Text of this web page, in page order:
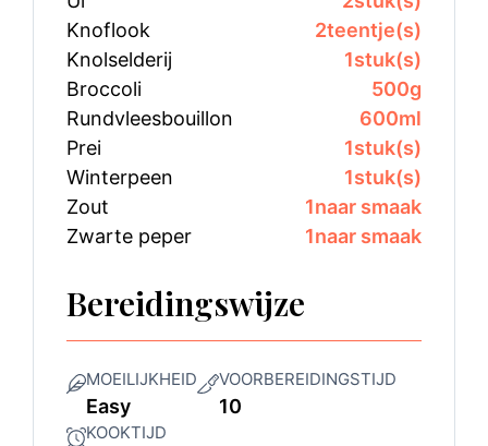
Knoflook
2teentje(s)
Knolselderij
1stuk(s)
Broccoli
500g
Rundvleesbouillon
600ml
Prei
1stuk(s)
Winterpeen
1stuk(s)
Zout
1naar smaak
Zwarte peper
1naar smaak
Bereidingswijze
MOEILIJKHEID
Easy
VOORBEREIDINGSTIJD
10
KOOKTIJD